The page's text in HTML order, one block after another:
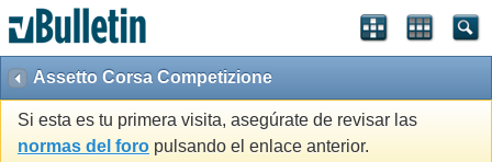
Assetto Corsa Competizione
Si esta es tu primera visita, asegúrate de revisar las
normas del foro pulsando el enlace anterior.